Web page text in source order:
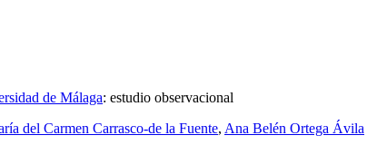
de Málaga: estudio observacional
del Carmen Carrasco-de la Fuente, Ana Belén Ortega Ávila